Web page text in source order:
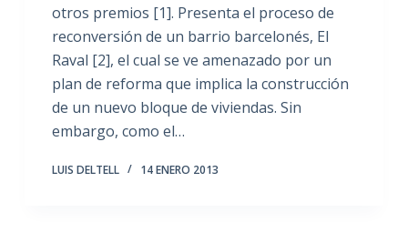
otros premios [1]. Presenta el proceso de
reconversión de un barrio barcelonés, El
Raval [2], el cual se ve amenazado por un
plan de reforma que implica la construcción
de un nuevo bloque de viviendas. Sin
embargo, como el…
LUIS DELTELL 14 ENERO 2013